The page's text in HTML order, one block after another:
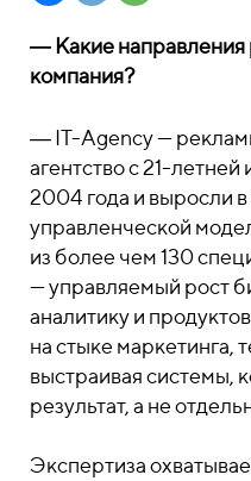
― Какие направления
компания?
― IT-Agency —
агентство с 21-
2004 года и выросли
управленческой
из более чем 130
— управляемый рост
аналитику и
на стыке маркетинга,
выстраивая системы,
результат, а не
Экспертиза